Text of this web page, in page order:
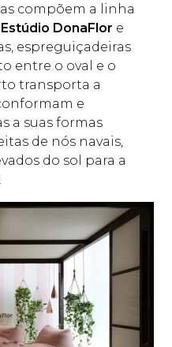
compõem a linha
Estúdio DonaFlor e
espreguiçadeiras
entre o oval e o
transporta a
e
a suas formas
de nós navais,
do sol para a